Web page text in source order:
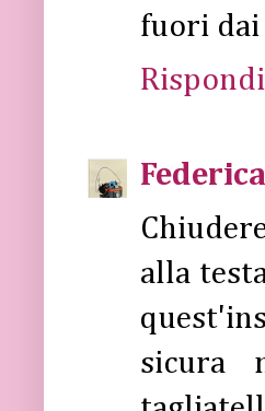
fuori
Rispondi
Federica
alla
sicura